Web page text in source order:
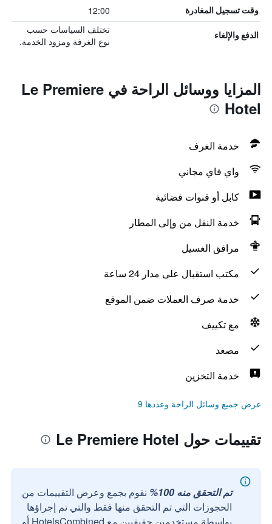
وقت تسجيل المغادرة 12:00
الدفع والإلغاء
تختلف السياسات حسب
نوع الغرفة ومزود الخدمة.
المزايا ووسائل الراحة في Le Premiere
Hotel
خدمة الغرف
واي فاي مجاني
كابل أو قنوات فضائية
خدمة النقل من وإلى المطار
مرافق الغسيل
مكتب استقبال على مدار 24 ساعة
خدمة صرف العملات ضمن الموقع
مع تكييف
مصعد
خدمة التخزين
عرض جميع وسائل الراحة وعددها 9
تقييمات حول Le Premiere Hotel
تم التحقق منه 100%
نقوم بجمع وعرض التقييمات من
الحجوزات التي تم التحقق منها فقط والتي تم إجراؤها